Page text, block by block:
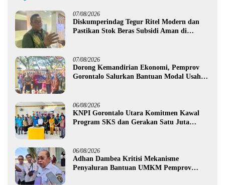
07/08/2026
Diskumperindag Tegur Ritel Modern dan
Pastikan Stok Beras Subsidi Aman di
07/08/2026
Dorong Kemandirian Ekonomi, Pemprov
Gorontalo Salurkan Bantuan Modal Usaha
06/08/2026
KNPI Gorontalo Utara Komitmen Kawal
Program SKS dan Gerakan Satu Juta
06/08/2026
Adhan Dambea Kritisi Mekanisme
Penyaluran Bantuan UMKM Pemprov